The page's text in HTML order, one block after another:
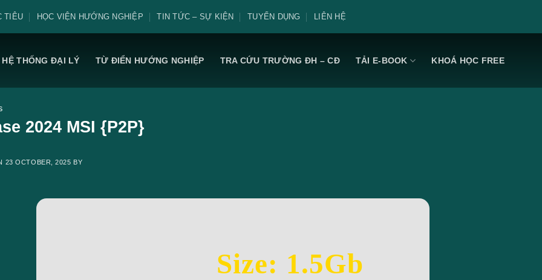
TIÊU HỌC VIỆN HƯỚNG NGHIỆP TIN TỨC – SỰ KIỆN TUYỂN DỤNG LIÊN HỆ
HỆ THỐNG ĐẠI LÝ TỪ ĐIỂN HƯỚNG NGHIỆP TRA CỨU TRƯỜNG ĐH – CĐ TẢI E-BOOK KHOÁ HỌC FREE
2024 MSI {P2P}
23 OCTOBER, 2025 BY
Size: 1.5Gb